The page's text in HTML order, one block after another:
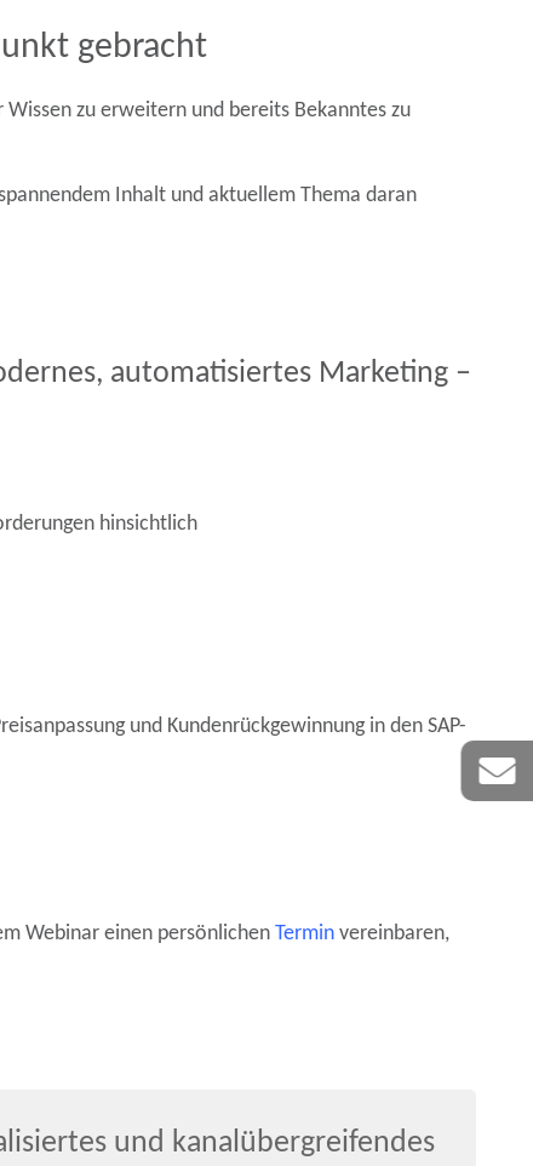
gebracht
zu erweitern und bereits Bekanntes zu
Inhalt und aktuellem Thema daran
automatisiertes Marketing –
hinsichtlich
und Kundenrückgewinnung in den SAP-
Webinar einen persönlichen Termin vereinbaren,
und kanalübergreifendes